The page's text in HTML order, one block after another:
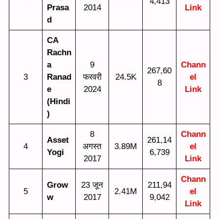
Prasa
d
2014
Link
3
CA
Rachn
a
Ranad
e
(Hindi
)
9
फरवरी
2024
24.5K
267,60
8
Chann
el
Link
4
Asset
Yogi
8
अगस्त
2017
3.89M
261,14
6,739
Chann
el
Link
5
Grow
w
23 जून
2017
2.41M
211,94
9,042
Chann
el
Link